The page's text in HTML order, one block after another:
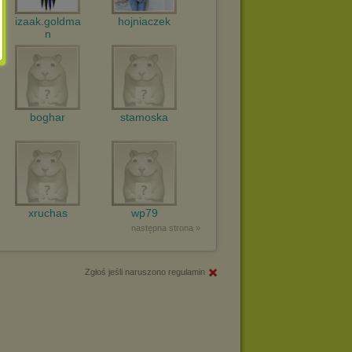
izaak.goldma
n
hojniaczek
boghar stamoska
xruchas
wp79
następna strona »
Zgłoś jeśli naruszono regulamin